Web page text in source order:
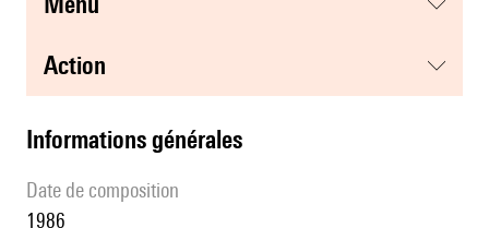
action
informations générales
date de composition
1986